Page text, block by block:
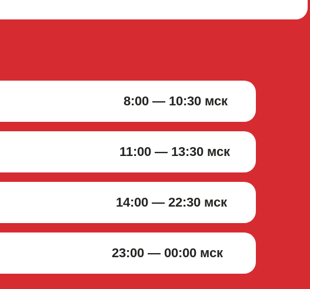
8:00 — 10:30 мск
14:00 — 22:30 мск
11:00 — 13:30 мск
23:00 — 00:00 мск